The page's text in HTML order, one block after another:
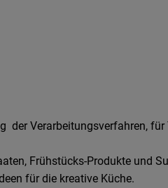
Verarbeitungsverfahren,
Frühstücks-Produkte und
für die kreative Küche.